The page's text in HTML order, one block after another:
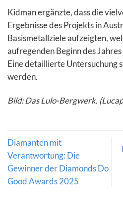
Kidman ergänzte, dass die
Ergebnisse des Projekts in
Basismetallziele aufzeigten,
aufregenden Beginn des
Eine detaillierte Untersuchung
werden.
Bild: Das Lulo-Bergwerk.
Diamanten mit
Verantwortung: Die
Gewinner der Diamonds Do
Good Awards 2025